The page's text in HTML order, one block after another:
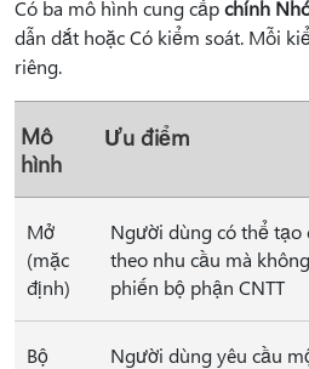
Có ba mô hình cung cấpchính
dẫn dắt hoặc Có kiểm soát. Mỗi
riêng.
Mô
hình
Ưu điểm
Mở
(mặc
định)
Người dùng có thể tạo
theo nhu cầu mà
phiến bộ phận CNTT
Bộ
Người dùng yêu cầu